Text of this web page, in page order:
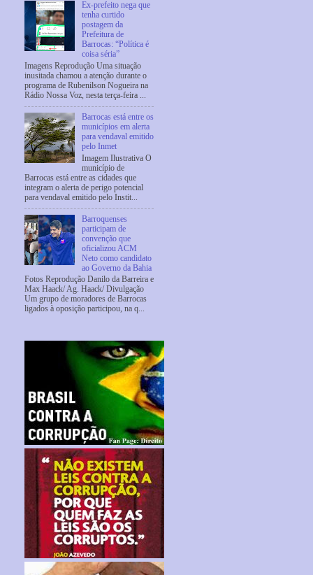
Ex-prefeito nega que
tenha curtido
postagem da
Prefeitura de
Barrocas: “Política é
coisa séria”
Imagens Reprodução Uma situação
inusitada chamou a atenção durante o
programa de Rubenilson Nogueira na
Rádio Nossa Voz, nesta terça-feira ...
Barrocas está entre os
municípios em alerta
para vendaval emitido
pelo Inmet
Imagem Ilustrativa O
município de
Barrocas está entre as cidades que
integram o alerta de perigo potencial
para vendaval emitido pelo Instit...
Barroquenses
participam de
convenção que
oficializou ACM
Neto como candidato
ao Governo da Bahia
Fotos Reprodução Danilo da Barreira e
Max Haack/ Ag. Haack/ Divulgação
Um grupo de moradores de Barrocas
ligados à oposição participou, na q...